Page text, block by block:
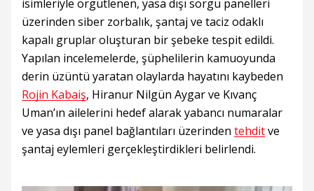
isimleriyle örgütlenen, yasa dışı sorgu panelleri
üzerinden siber zorbalık, şantaj ve taciz odaklı
kapalı gruplar oluşturan bir şebeke tespit edildi.
Yapılan incelemelerde, şüphelilerin kamuoyunda
derin üzüntü yaratan olaylarda hayatını kaybeden
Rojin Kabaiş, Hiranur Nilgün Aygar ve Kıvanç
Uman’ın ailelerini hedef alarak yabancı numaralar
ve yasa dışı panel bağlantıları üzerinden tehditve
şantaj eylemleri gerçekleştirdikleri belirlendi.